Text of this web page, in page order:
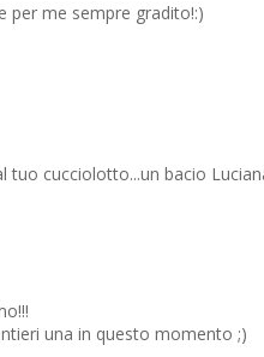
per me sempre gradito!:)
tuo cucciolotto...un bacio
una in questo momento ;)